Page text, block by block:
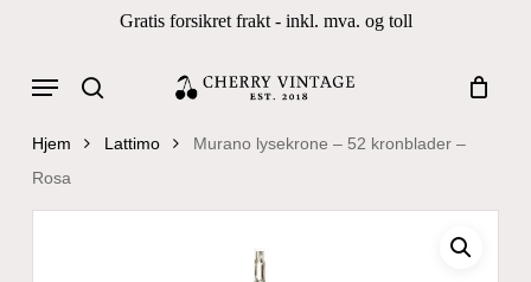
content
Gratis forsikret frakt - inkl. mva. og toll
Products search
Menu
Hjem Lattimo
Murano lysekrone – 52 kronblader –
Rosa